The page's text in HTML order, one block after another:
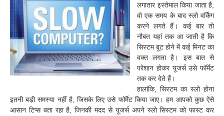
लगातार इस्तेमाल किया जाता है,
वो एक समय के बाद स्लो वर्किंग
करने लगते हैं। कई बार तो
नौबत यहां तक आ जाती है कि
सिस्टम बूट होने में कई मिनट का
वक्त लगता है। इस बात से
परेशान होकर यूजर्स उसे फॉर्मेट
तक कर देते हैं।
हालांकि, सिस्टम का स्लो होना
इतनी बड़ी समस्या नहीं है, जिसके लिए उसे फॉर्मेट किया जाए। हम आपको कुछ ऐसे
आसान टिप्स बता रहा है, जिनकी मदद से यूजर्स अपने स्लो सिस्टम को फास्ट कर